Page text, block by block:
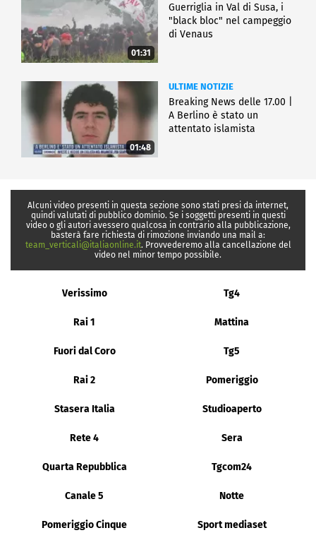
01:31
Guerriglia in Val di Susa, i
"black bloc" nel campeggio
di Venaus
01:48
ULTIME NOTIZIE
Breaking News delle 17.00 |
A Berlino è stato un
attentato islamista
Alcuni video presenti in questa sezione sono stati presi da internet,
quindi valutati di pubblico dominio. Se i soggetti presenti in questi
video o gli autori avessero qualcosa in contrario alla pubblicazione,
basterà fare richiesta di rimozione inviando una mail a:
team_verticali@italiaonline.it. Provvederemo alla cancellazione del
video nel minor tempo possibile.
Verissimo Tg4
Rai 1 Mattina
Fuori dal Coro Tg5
Rai 2 Pomeriggio
Stasera Italia Studioaperto
Rete 4 Sera
Quarta Repubblica Tgcom24
Canale 5 Notte
Pomeriggio Cinque Sport mediaset